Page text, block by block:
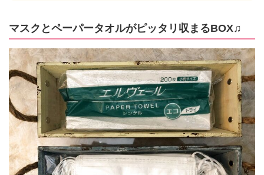
マスクとペーパータオルがピッタリ収まるBOX♫